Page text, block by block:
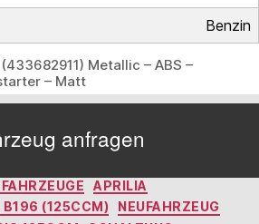
Benzin
Metallic – ABS –
– Matt
anfragen
APRILIA
B196 (125CCM)
NEUFAHRZEUG